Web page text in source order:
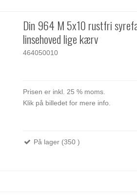
Din 964 M 5x10 rustfri
linsehoved lige kærv
464050010
Prisen er inkl. 25 % moms.
Klik på billedet for mere info.
På lager (350 )